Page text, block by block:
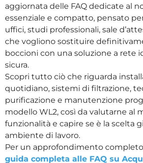
aggiornata delle FAQ dedicate al
essenziale e compatto, pensato
uffici, studi professionali, sale
che vogliono sostituire
boccioni con una soluzione a rete
sicura.
Scopri tutto ciò che riguarda
quotidiano, sistemi di filtrazione,
purificazione e manutenzione
modello WL2, così da valutarne al
funzionalità e capire se è la scelta
ambiente di lavoro.
Per un approfondimento
guida completa alle FAQ su